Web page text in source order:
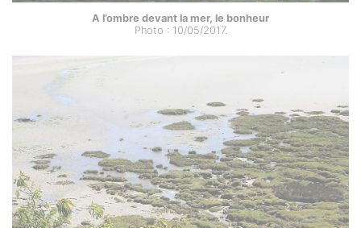
A l’ombre devant la mer, le bonheur
Photo : 10/05/2017.